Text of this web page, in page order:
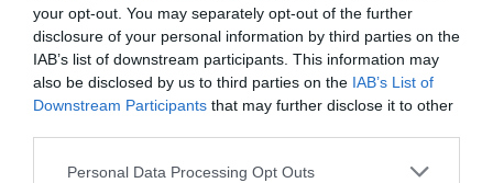
your opt-out. You may separately opt-out of the further
disclosure of your personal information by third parties on the
IAB’s list of downstream participants. This information may
also be disclosed by us to third parties on the IAB’s List of
Downstream Participants that may further disclose it to other
Personal Data Processing Opt Outs
Αρχική
Καλωσόρισμα
Συντακτική Επιτροπή